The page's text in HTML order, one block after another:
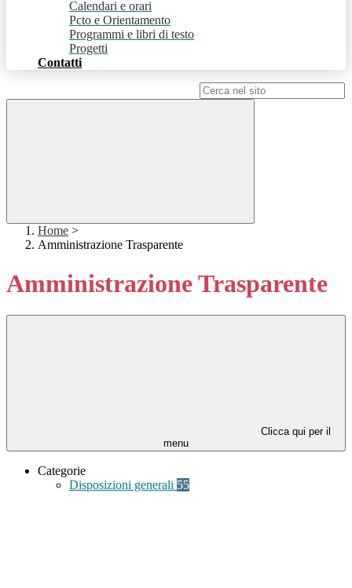
Calendari e orari
Pcto e Orientamento
Programmi e libri di testo
Progetti
Contatti
Home >
Amministrazione Trasparente
Amministrazione Trasparente
Clicca qui per il
menu
Categorie
Disposizioni generali 55